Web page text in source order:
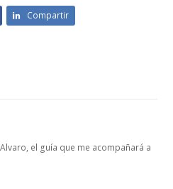
Compartir
el guía que me acompañará a